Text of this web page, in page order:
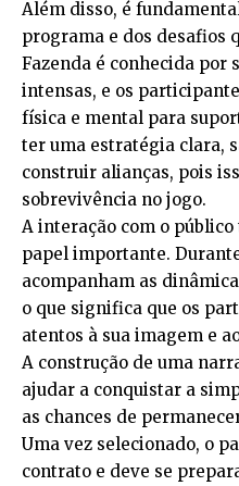
Além disso, é
programa e dos desafios
Fazenda é conhecida por
intensas, e os
física e mental para
ter uma estratégia clara,
construir alianças, pois
sobrevivência no jogo.
A interação com o
papel importante.
acompanham as
o que significa que os
atentos à sua imagem e
A construção de uma
ajudar a conquistar a
as chances de
Uma vez selecionado, o
contrato e deve se